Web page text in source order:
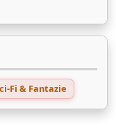
Fi & Fantazie